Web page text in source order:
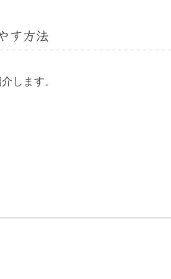
す方法
します。